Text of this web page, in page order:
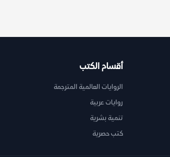
أقسام الكتب
الروايات العالمية المترجمة
روايات عربية
تنمية بشرية
كتب حصرية